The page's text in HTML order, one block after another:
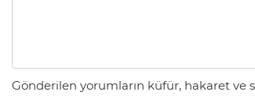
Gönderilen yorumların küfür, hakaret ve